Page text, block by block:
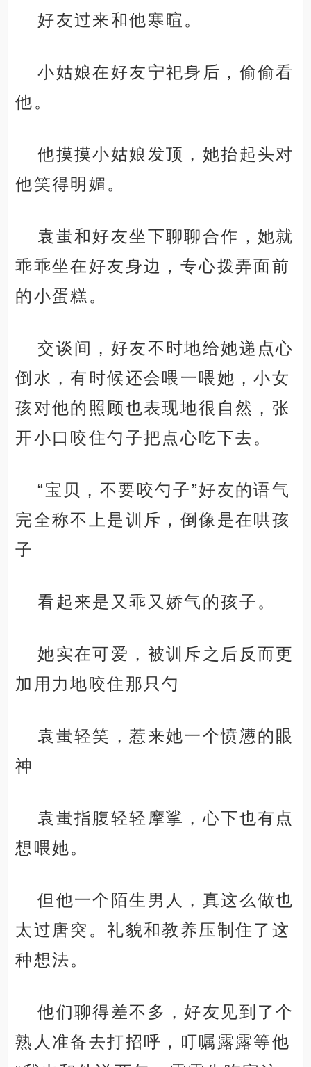
好友过来和他寒暄。
小姑娘在好友宁祀身后，偷偷看
他。
他摸摸小姑娘发顶，她抬起头对
他笑得明媚。
袁蚩和好友坐下聊聊合作，她就
乖乖坐在好友身边，专心拨弄面前
的小蛋糕。
交谈间，好友不时地给她递点心
倒水，有时候还会喂一喂她，小女
孩对他的照顾也表现地很自然，张
开小口咬住勺子把点心吃下去。
“宝贝，不要咬勺子”好友的语气
完全称不上是训斥，倒像是在哄孩
子
看起来是又乖又娇气的孩子。
她实在可爱，被训斥之后反而更
加用力地咬住那只勺
袁蚩轻笑，惹来她一个愤懑的眼
神
袁蚩指腹轻轻摩挲，心下也有点
想喂她。
但他一个陌生男人，真这么做也
太过唐突。礼貌和教养压制住了这
种想法。
他们聊得差不多，好友见到了个
熟人准备去打招呼，叮嘱露露等他